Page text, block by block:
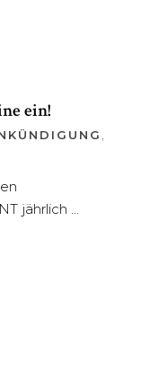
ein!
jährlich